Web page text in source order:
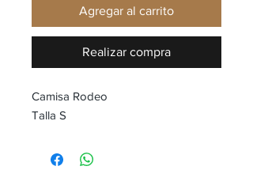
Agregar al carrito
Realizar compra
Camisa Rodeo
Talla S